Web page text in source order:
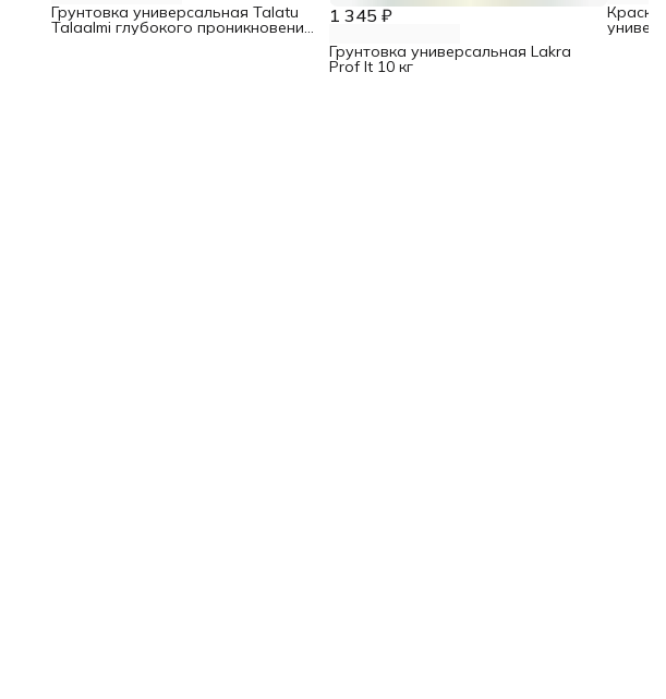
Грунтовка универсальная Talatu
Talaalmi глубокого проникновения
1 345 ₽
Грунтовка универсальная Lakra
Prof It 10 кг